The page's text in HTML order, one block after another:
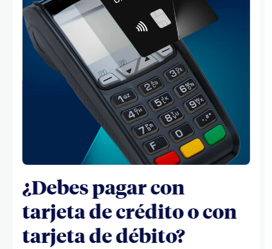
¿Debes pagar con
tarjeta de crédito o con
tarjeta de débito?